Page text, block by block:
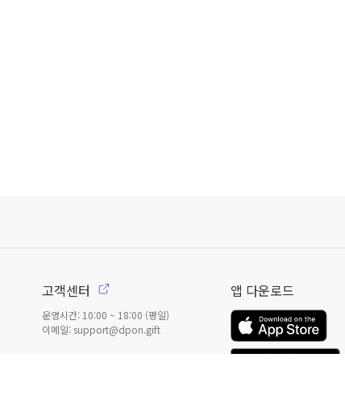
고객센터
운영시간: 10:00 ~ 18:00 (평일)
이메일: support@dpon.gift
앱 다운로드